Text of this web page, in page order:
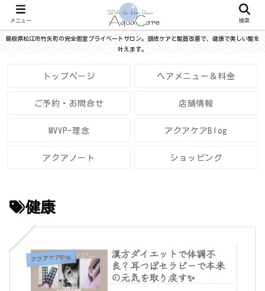
島根県松江市竹矢町の完全個室プライベートサロン。頭皮ケアと髪質改善で、健康で美しい髪を
叶えます。
トップページ ヘアメニュー＆料金
ご予約・お問合せ 店舗情報
MVVP-理念 アクアケアBlog
アクアノート ショッピング
健康
アクアケアBlog
漢方ダイエットで体調不
良？耳つぼセラピーで本来
の元気を取り戻す✨
メニュー 検索